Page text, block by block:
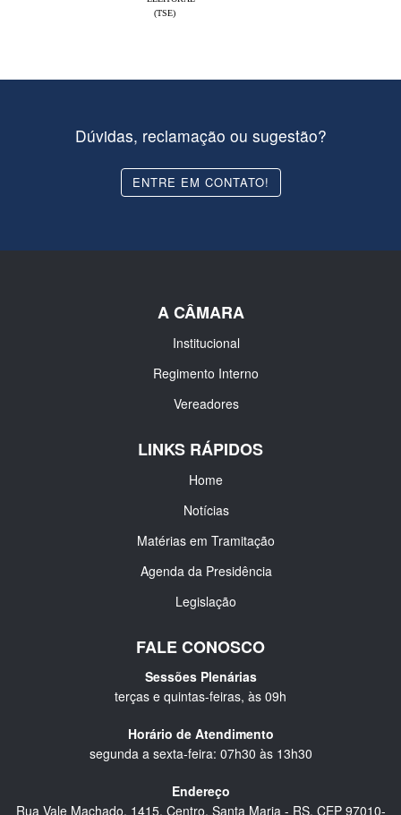
(TSE)
Dúvidas, reclamação ou sugestão?
ENTRE EM CONTATO!
A CÂMARA
Institucional
Regimento Interno
Vereadores
LINKS RÁPIDOS
Home
Notícias
Matérias em Tramitação
Agenda da Presidência
Legislação
FALE CONOSCO
Sessões Plenárias
terças e quintas-feiras, às 09h
Horário de Atendimento
segunda a sexta-feira: 07h30 às 13h30
Endereço
Rua Vale Machado, 1415, Centro, Santa Maria - RS, CEP 97010-